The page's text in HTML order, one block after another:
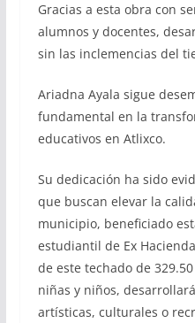
Gracias a esta obra con
alumnos y docentes,
sin las inclemencias del
Ariadna Ayala sigue
fundamental en la
educativos en Atlixco.
Su dedicación ha sido
que buscan elevar la
municipio, beneficiado
estudiantil de Ex
de este techado de
niñas y niños,
artísticas, culturales o